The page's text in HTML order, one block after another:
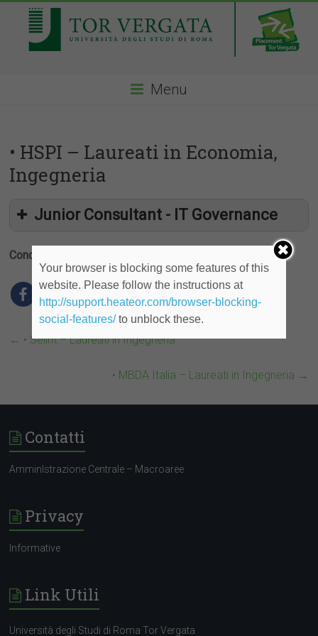
Menu
• HSPI – Laureati in Economia,
Ingegneria
Junior Consultant - IT Governance
Condividi
← • Selint – Laureati in Ingegneria
• MBDA Italia – Laureati in Ingegneria →
Contatti
AmminIstrazione Centrale – Macroaree
Privacy
Informative
Link Utili
Università degli Studi di Roma Tor Vergata
Your browser is blocking some features of this
website. Please follow the instructions at
http://support.heateor.com/browser-blocking-
social-features/to unblock these.